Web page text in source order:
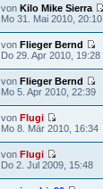
a
g
i
t
r
a
g
e
r
e
i
t
r
a
g
e
s
t
e
r
i
t
r
g
von Kilo Mike Sierra
Mo 31. Mai 2010, 20:10
von Flieger Bernd
N
t
r
r
Do 29. Apr 2010, 19:28
von Flieger Bernd
s
t
Mo 5. Apr 2010, 22:39
von Flugi
N
s
t
Mo 8. Mär 2010, 16:34
von Flugi
N
Do 2. Jul 2009, 15:48